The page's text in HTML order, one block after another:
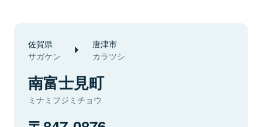
佐賀県
サガケン
唐津市
カラツシ
南富士見町
ミナミフジミチョウ